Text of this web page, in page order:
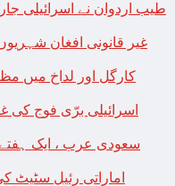
طیب اردوان نے اسرائیلی
غیر قانونی افغان
کارگل اور لداخ میں
اسرائیلی برّی فوج
اماراتی رئیل سٹیٹ